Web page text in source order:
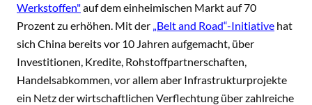
Werkstoffen"auf dem einheimischen Markt auf 70
Prozent zu erhöhen. Mit der „Belt and Road“-Initiative hat
sich China bereits vor 10 Jahren aufgemacht, über
Investitionen, Kredite, Rohstoffpartnerschaften,
Handelsabkommen, vor allem aber Infrastrukturprojekte
ein Netz der wirtschaftlichen Verflechtung über zahlreiche